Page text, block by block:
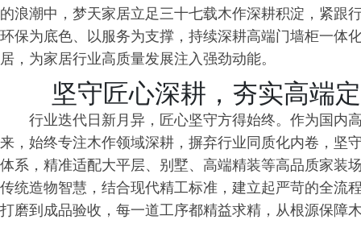
的浪潮中，梦天家居立足三十七载木作深耕积淀，紧跟
环保为底色、以服务为支撑，持续深耕高端门墙柜一体
居，为家居行业高质量发展注入强劲动能。
坚守匠心深耕，夯实高端
行业迭代日新月异，匠心坚守方得始终。作为国内
来，始终专注木作领域深耕，摒弃行业同质化内卷，坚
体系，精准适配大平层、别墅、高端精装等高品质家装
传统造物智慧，结合现代精工标准，建立起严苛的全流
打磨到成品验收，每一道工序都精益求精，从根源保障